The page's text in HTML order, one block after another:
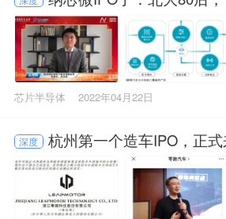
芯片半导体 2022年04月22日
深度 杭州第一个造车IPO，正式